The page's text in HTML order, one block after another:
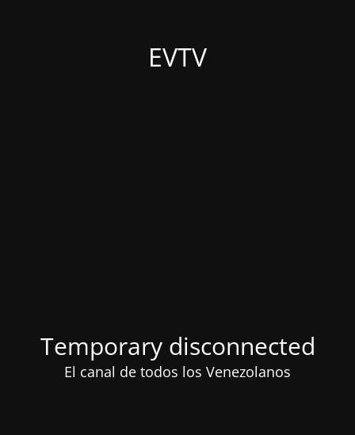
EVTV
Temporary disconnected
El canal de todos los Venezolanos